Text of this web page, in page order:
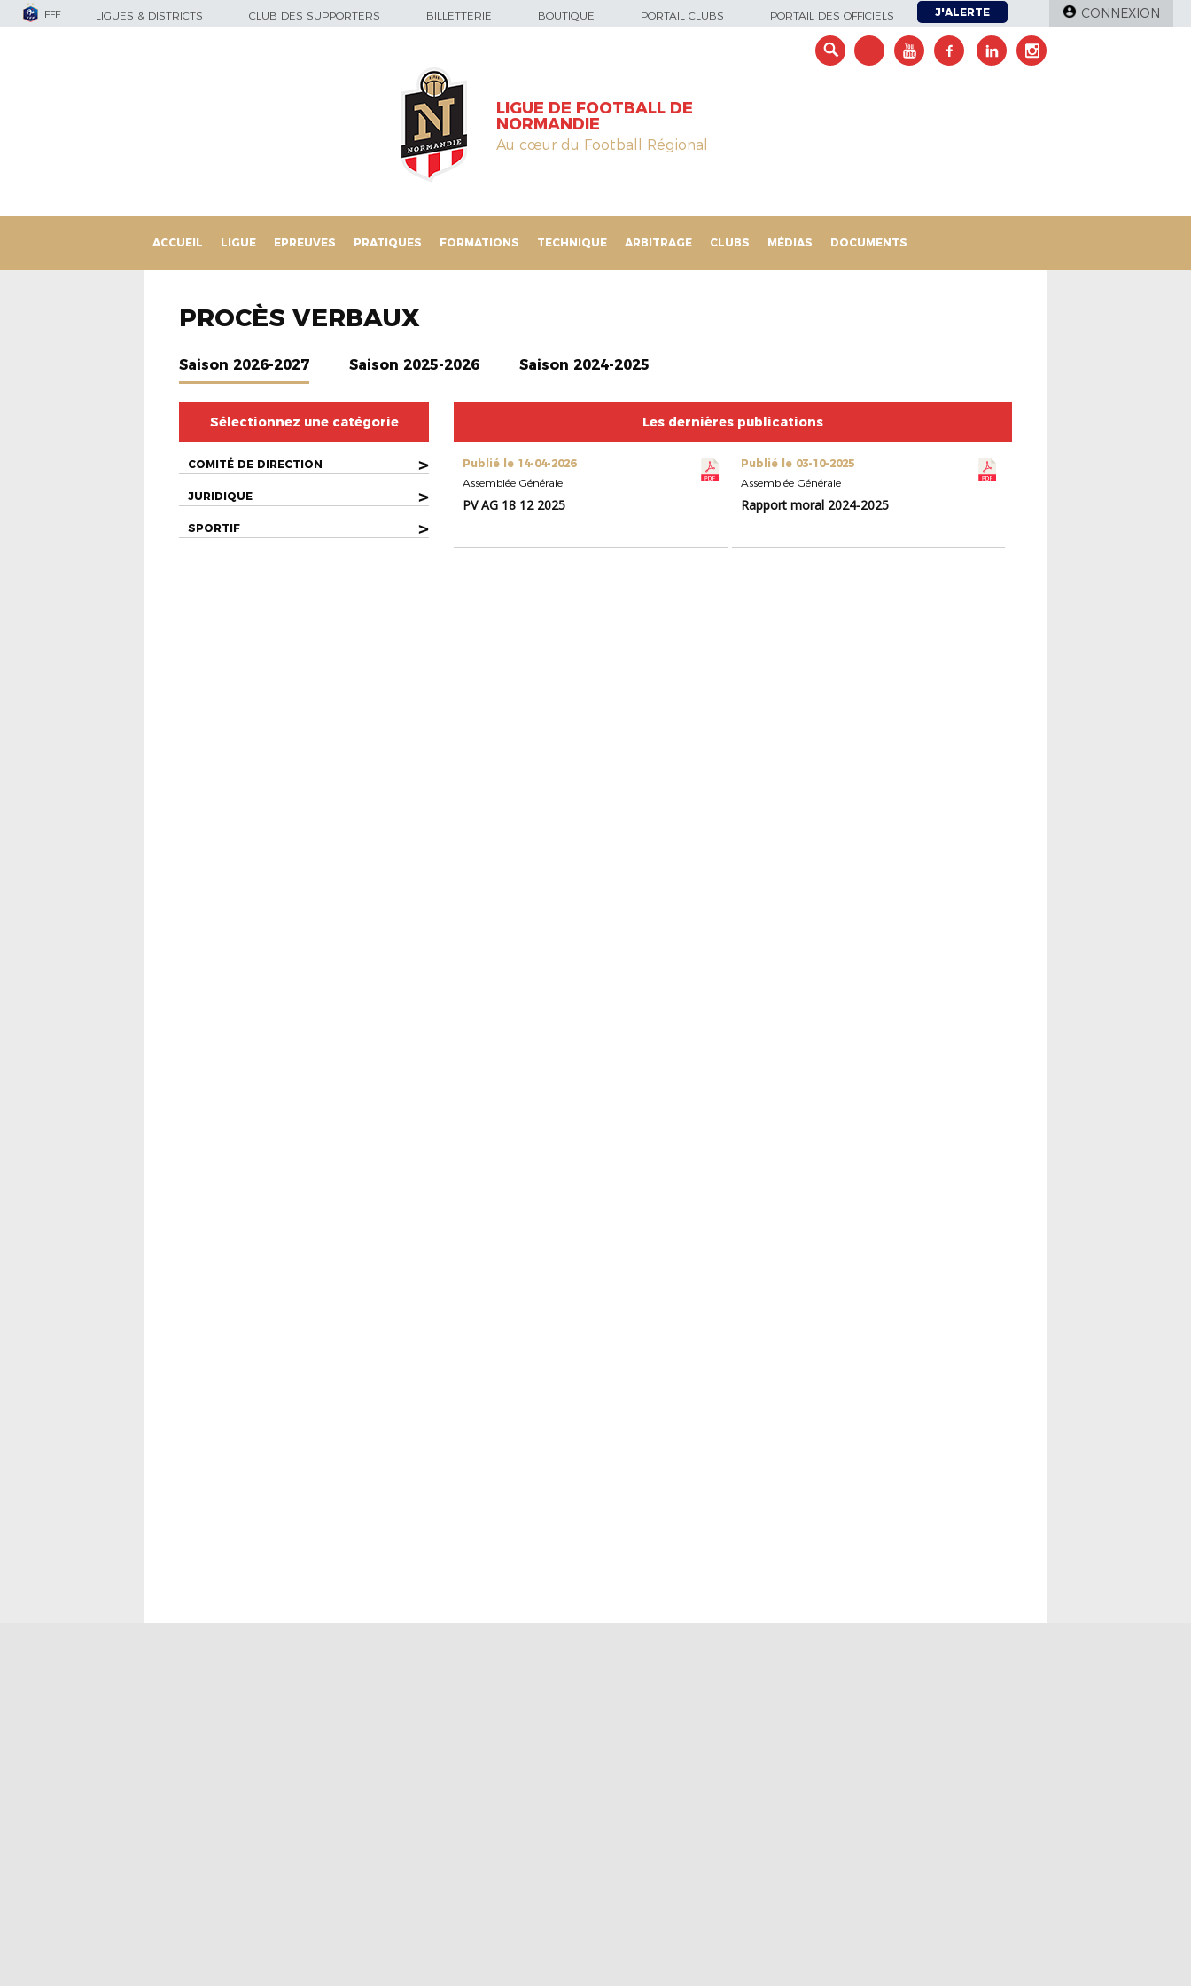
FFF LIGUES & DISTRICTS CLUB DES SUPPORTERS BILLETTERIE BOUTIQUE PORTAIL CLUBS PORTAIL DES OFFICIELS J'ALERTE CONNEXION
LIGUE DE FOOTBALL DE
NORMANDIE
Au cœur du Football Régional
ACCUEIL LIGUE EPREUVES PRATIQUES FORMATIONS TECHNIQUE ARBITRAGE CLUBS MÉDIAS DOCUMENTS
PROCÈS VERBAUX
Saison 2026-2027 Saison 2025-2026 Saison 2024-2025
Sélectionnez une catégorie
COMITÉ DE DIRECTION >
JURIDIQUE >
SPORTIF >
Les dernières publications
Publié le 14-04-2026
Assemblée Générale
PV AG 18 12 2025
Publié le 03-10-2025
Assemblée Générale
Rapport moral 2024-2025